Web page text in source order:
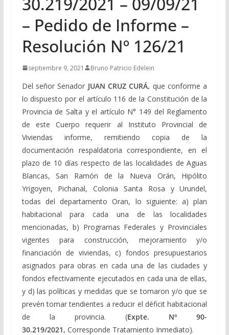
– Pedido de Informe –
Resolución Nº 126/21
septiembre 9, 2021 Bruno Patricio Edelein
Del señor Senador JUAN CRUZ CURÁ, que conforme a
lo dispuesto por el artículo 116 de la Constitución de la
Provincia de Salta y el artículo N° 149 del Reglamento
de este Cuerpo requerir al Instituto Provincial de
Viviendas informe, remitiendo copia de la
documentación respaldatoria correspondiente, en el
plazo de 10 días respecto de las localidades de Aguas
Blancas, San Ramón de la Nueva Orán, Hipólito
Yrigoyen, Pichanal, Colonia Santa Rosa y Urundel,
todas del departamento Oran, lo siguiente: a) plan
habitacional para cada una de las localidades
mencionadas, b) Programas Federales y Provinciales
vigentes para construcción, mejoramiento y/o
financiación de viviendas, c) fondos presupuestarios
asignados para obras en cada una de las ciudades y
fondos efectivamente ejecutados en cada una de ellas,
y d) las políticas y medidas que se tomaron y/o que se
prevén tomar tendientes a reducir el déficit habitacional
de la provincia. (Expte. Nº 90-
30.219/2021, Corresponde Tratamiento Inmediato).